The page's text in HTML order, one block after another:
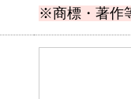
※商標・著作